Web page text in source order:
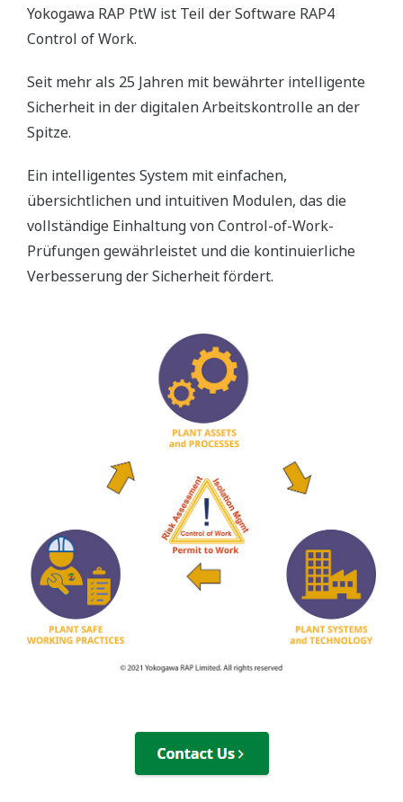
Yokogawa RAP PtW ist Teil der Software RAP4
Control of Work.
Seit mehr als 25 Jahren mit bewährter intelligente
Sicherheit in der digitalen Arbeitskontrolle an der
Spitze.
Ein intelligentes System mit einfachen,
übersichtlichen und intuitiven Modulen, das die
vollständige Einhaltung von Control-of-Work-
Prüfungen gewährleistet und die kontinuierliche
Verbesserung der Sicherheit fördert.